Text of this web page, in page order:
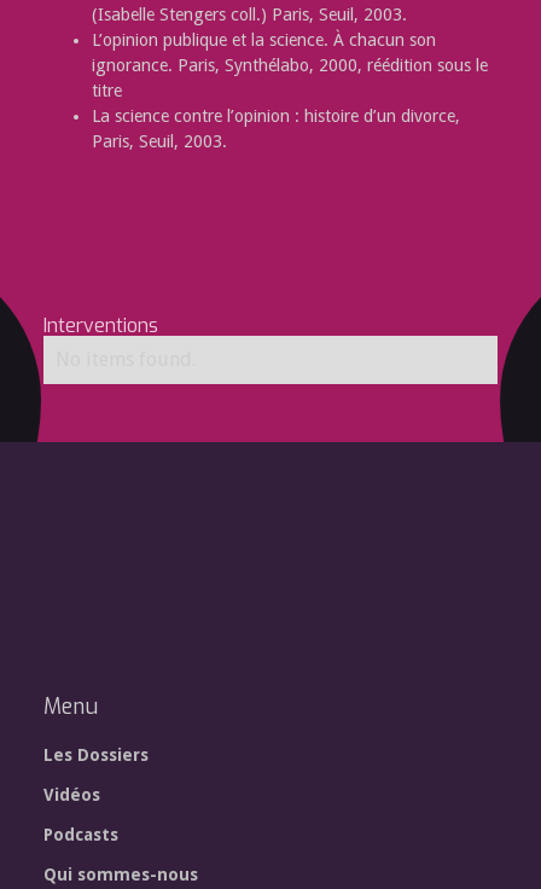
(Isabelle Stengers coll.) Paris, Seuil, 2003.
L’opinion publique et la science. À chacun son
ignorance. Paris, Synthélabo, 2000, réédition sous le
titre
La science contre l’opinion : histoire d’un divorce,
Paris, Seuil, 2003.
Interventions
Menu
Les Dossiers
Vidéos
Podcasts
Qui sommes-nous